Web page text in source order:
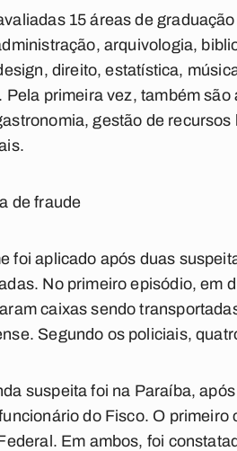
15 áreas de
arquivologia,
direito, estatística,
Pela primeira vez, também
gestão de
de fraude
foi aplicado após duas
No primeiro episódio, em
caixas sendo
Segundo os policiais,
suspeita foi na Paraíba,
do Fisco. O
Em ambos, foi